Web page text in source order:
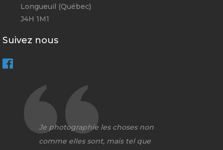
Longueuil (Québec)
J4H 1M1
Suivez nous
Je photographie les choses non
comme elles sont, mais tel que